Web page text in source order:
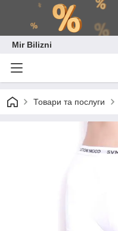
Mir Bilizni
Товари та послуги